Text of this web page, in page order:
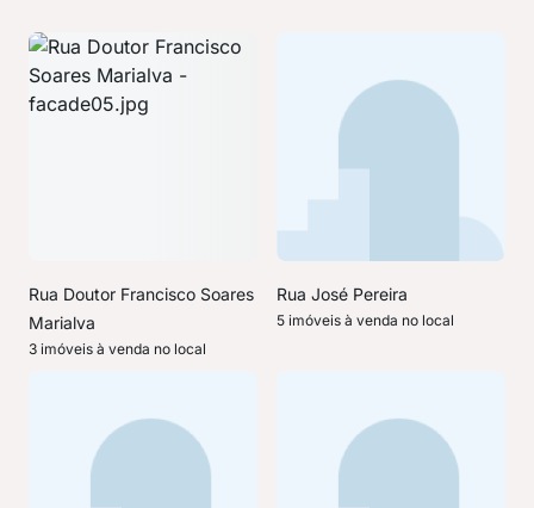
Rua Doutor Francisco Soares
Marialva
3 imóveis à venda no local
Rua José Pereira
5 imóveis à venda no local